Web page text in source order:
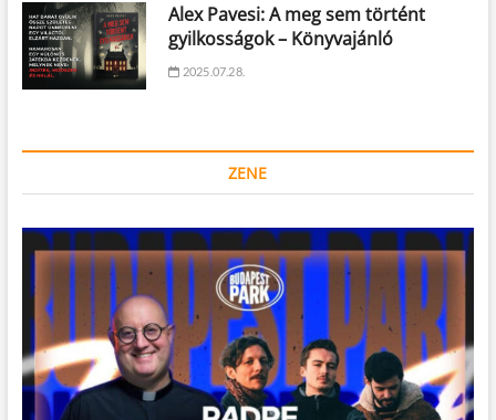
Alex Pavesi: A meg sem történt
gyilkosságok – Könyvajánló
2025.07.28.
ZENE